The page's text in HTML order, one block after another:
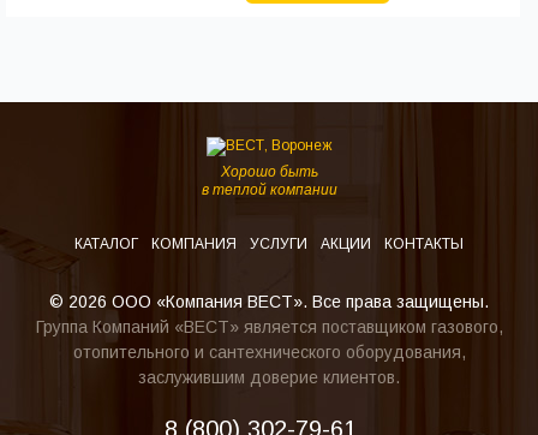
Хорошо быть
в теплой компании
КАТАЛОГ КОМПАНИЯ УСЛУГИ АКЦИИ КОНТАКТЫ
© 2026 ООО «Компания ВЕСТ». Все права защищены.
Группа Компаний «ВЕСТ» является поставщиком газового,
отопительного и сантехнического оборудования,
заслужившим доверие клиентов.
8 (800) 302-79-61